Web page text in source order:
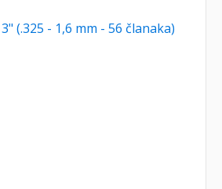
(.325 - 1,6 mm - 56 članaka)